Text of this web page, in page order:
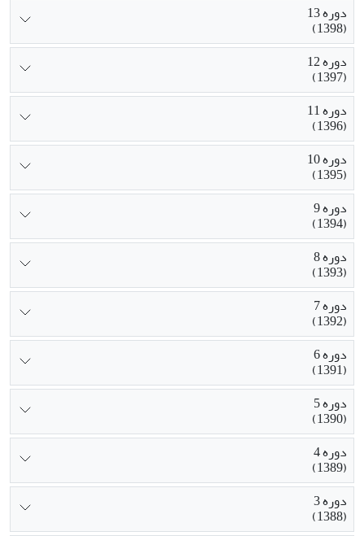
دوره 13
(1398)
دوره 12
(1397)
دوره 11
(1396)
دوره 10
(1395)
دوره 9
(1394)
دوره 8
(1393)
دوره 7
(1392)
دوره 6
(1391)
دوره 5
(1390)
دوره 4
(1389)
دوره 3
(1388)